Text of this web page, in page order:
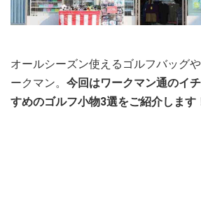
オールシーズン使えるゴルフバッグ
ークマン。 今回はワークマン通のイ
すめのゴルフ小物3選をご紹介します